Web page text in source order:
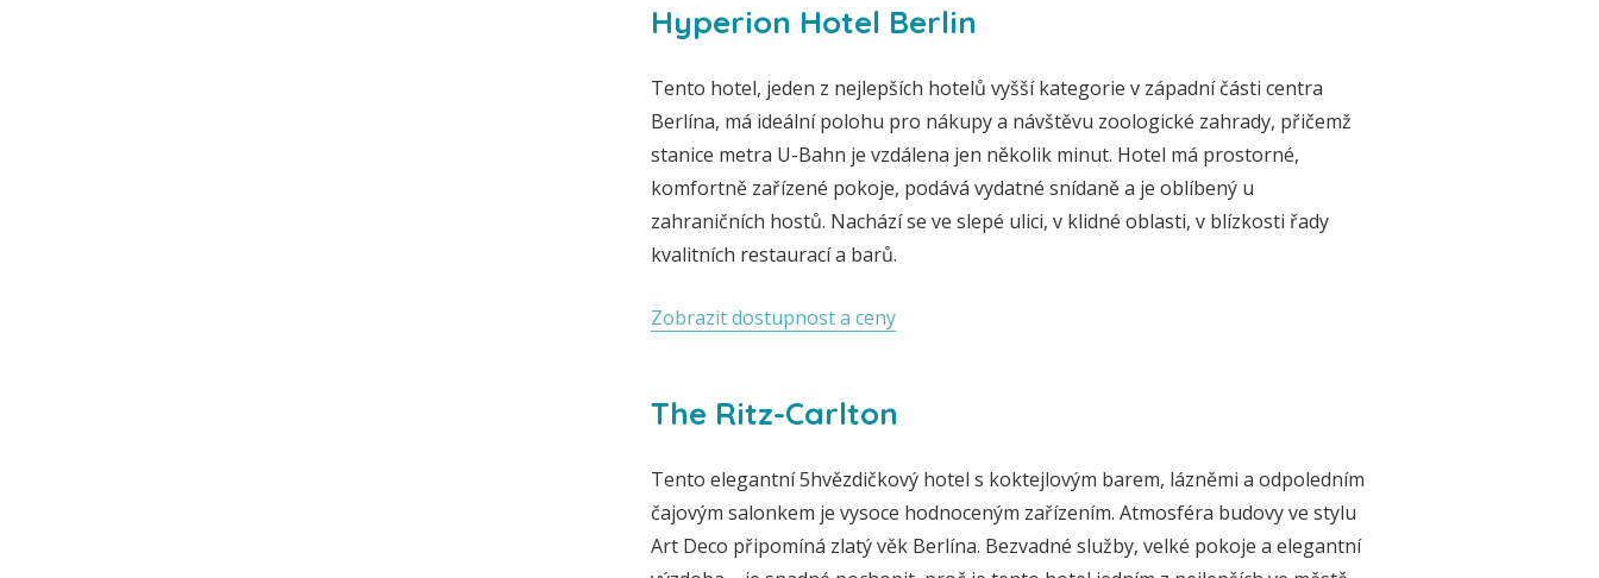
Hyperion Hotel Berlin
Tento hotel, jeden z nejlepších hotelů vyšší kategorie v západní části centra
Berlína, má ideální polohu pro nákupy a návštěvu zoologické zahrady, přičemž
stanice metra U-Bahn je vzdálena jen několik minut. Hotel má prostorné,
komfortně zařízené pokoje, podává vydatné snídaně a je oblíbený u
zahraničních hostů. Nachází se ve slepé ulici, v klidné oblasti, v blízkosti řady
kvalitních restaurací a barů.
Zobrazit dostupnost a ceny
The Ritz-Carlton
Tento elegantní 5hvězdičkový hotel s koktejlovým barem, lázněmi a odpoledním
čajovým salonkem je vysoce hodnoceným zařízením. Atmosféra budovy ve stylu
Art Deco připomíná zlatý věk Berlína. Bezvadné služby, velké pokoje a elegantní